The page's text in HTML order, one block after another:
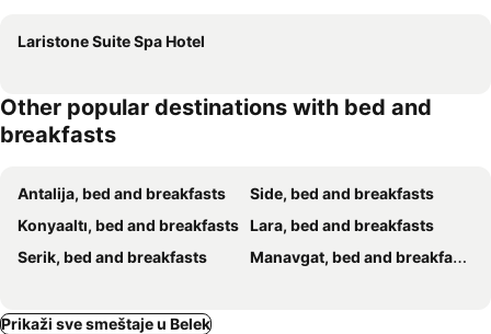
Laristone Suite Spa Hotel
Other popular destinations with bed and
breakfasts
Antalija, bed and breakfasts
Side, bed and breakfasts
Konyaaltı, bed and breakfasts Lara, bed and breakfasts
Serik, bed and breakfasts
Manavgat, bed and breakfasts
Prikaži sve smeštaje u Belek